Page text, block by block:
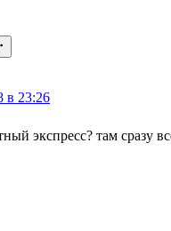
в 23:26
экспресс? там сразу